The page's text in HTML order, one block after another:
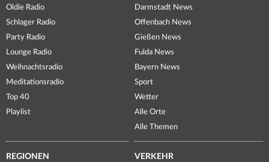
Oldie Radio
Schlager Radio
Party Radio
Lounge Radio
Weihnachtsradio
Meditationsradio
Top 40
Playlist
Darmstadt News
Offenbach News
Gießen News
Fulda News
Bayern News
Sport
Wetter
Alle Orte
Alle Themen
REGIONEN VERKEHR